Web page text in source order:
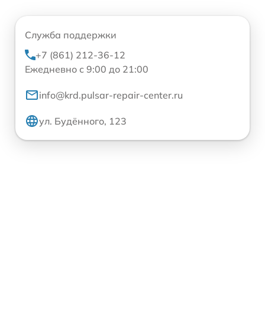
Служба поддержки
+7 (861) 212-36-12
Ежедневно с 9:00 до 21:00
info@krd.pulsar-repair-center.ru
ул. Будённого, 123